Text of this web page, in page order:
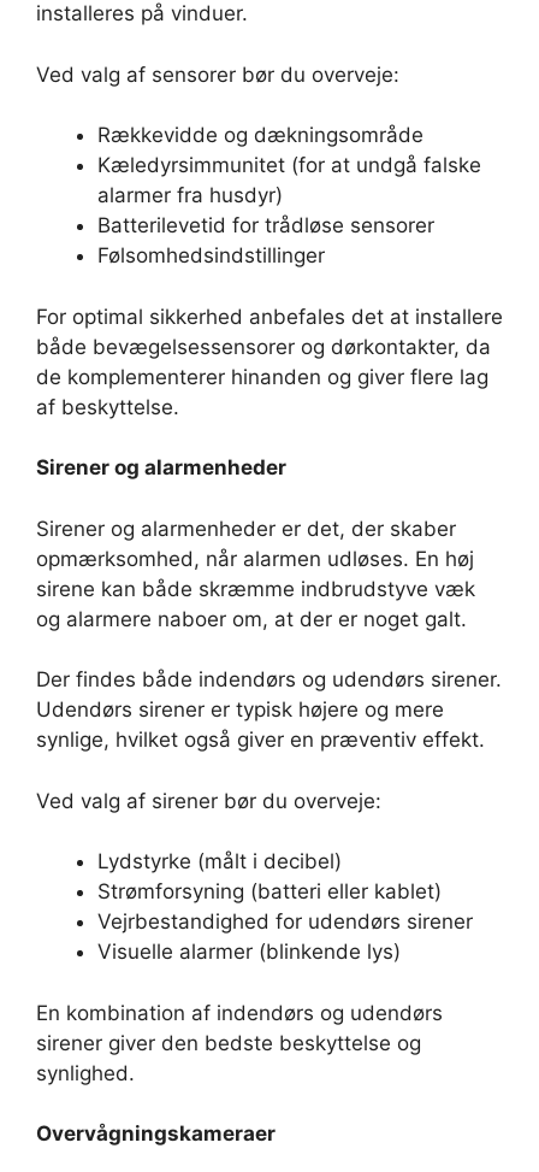
installeres på vinduer.
Ved valg af sensorer bør du overveje:
Rækkevidde og dækningsområde
Kæledyrsimmunitet (for at undgå falske
alarmer fra husdyr)
Batterilevetid for trådløse sensorer
Følsomhedsindstillinger
For optimal sikkerhed anbefales det at installere
både bevægelsessensorer og dørkontakter, da
de komplementerer hinanden og giver flere lag
af beskyttelse.
Sirener og alarmenheder
Sirener og alarmenheder er det, der skaber
opmærksomhed, når alarmen udløses. En høj
sirene kan både skræmme indbrudstyve væk
og alarmere naboer om, at der er noget galt.
Der findes både indendørs og udendørs sirener.
Udendørs sirener er typisk højere og mere
synlige, hvilket også giver en præventiv effekt.
Ved valg af sirener bør du overveje:
Lydstyrke (målt i decibel)
Strømforsyning (batteri eller kablet)
Vejrbestandighed for udendørs sirener
Visuelle alarmer (blinkende lys)
En kombination af indendørs og udendørs
sirener giver den bedste beskyttelse og
synlighed.
Overvågningskameraer